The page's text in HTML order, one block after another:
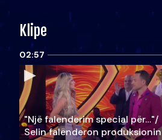
Klipe
02:57
"Një falenderim special për…"/
Selin falënderon produksionin